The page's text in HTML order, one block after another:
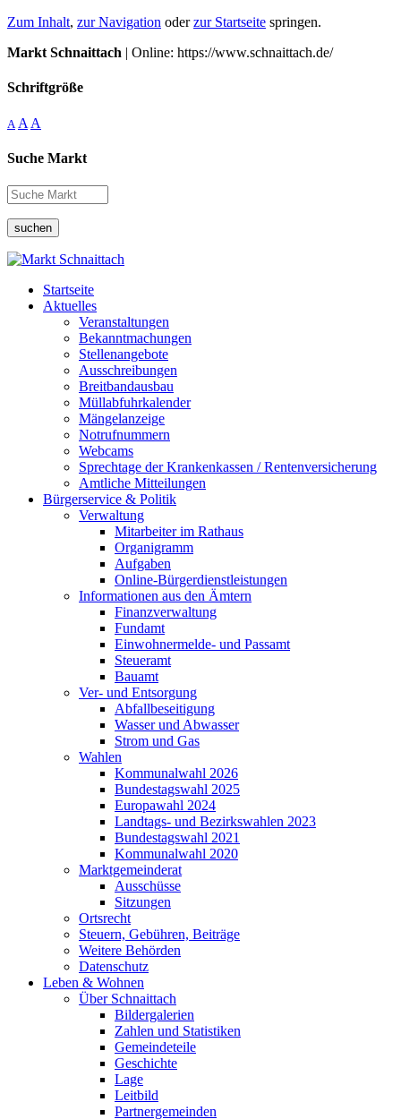
Zum Inhalt, zur Navigation oderzur Startseite springen.
Markt Schnaittach | Online: https://www.schnaittach.de/
Schriftgröße
A A A
Suche Markt
suchen
Startseite
Aktuelles
Veranstaltungen
Bekanntmachungen
Stellenangebote
Ausschreibungen
Breitbandausbau
Müllabfuhrkalender
Mängelanzeige
Notrufnummern
Webcams
Sprechtage der Krankenkassen / Rentenversicherung
Amtliche Mitteilungen
Bürgerservice & Politik
Verwaltung
Mitarbeiter im Rathaus
Organigramm
Aufgaben
Online-Bürgerdienstleistungen
Informationen aus den Ämtern
Finanzverwaltung
Fundamt
Einwohnermelde- und Passamt
Steueramt
Bauamt
Ver- und Entsorgung
Abfallbeseitigung
Wasser und Abwasser
Strom und Gas
Wahlen
Kommunalwahl 2026
Bundestagswahl 2025
Europawahl 2024
Landtags- und Bezirkswahlen 2023
Bundestagswahl 2021
Kommunalwahl 2020
Marktgemeinderat
Ausschüsse
Sitzungen
Ortsrecht
Steuern, Gebühren, Beiträge
Weitere Behörden
Datenschutz
Leben & Wohnen
Über Schnaittach
Bildergalerien
Zahlen und Statistiken
Gemeindeteile
Geschichte
Lage
Leitbild
Partnergemeinden